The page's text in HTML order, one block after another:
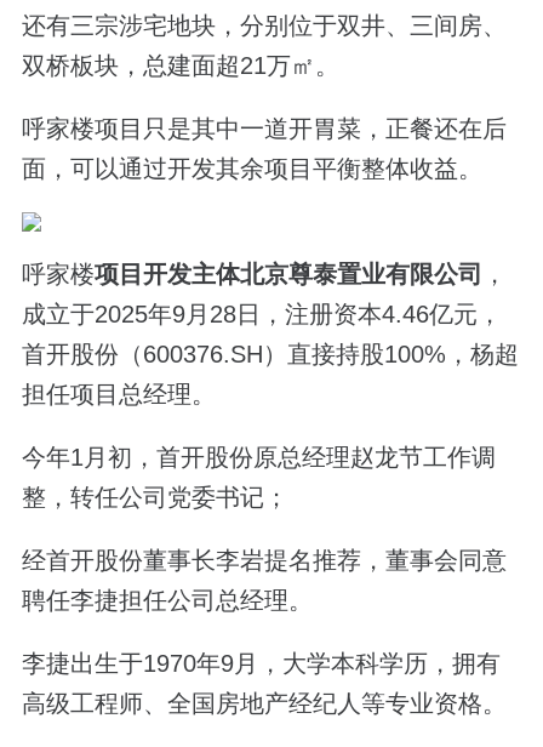
还有三宗涉宅地块，分别位于双井、三间房、
双桥板块，总建面超21万㎡。
呼家楼项目只是其中一道开胃菜，正餐还在后
面，可以通过开发其余项目平衡整体收益。
呼家楼项目开发主体北京尊泰置业有限公司
，
成立于2025年9月28日，注册资本4.46亿元，
首开股份（600376.SH）直接持股100%，杨超
担任项目总经理。
今年1月初，首开股份原总经理赵龙节工作调
整，转任公司党委书记；
经首开股份董事长李岩提名推荐，董事会同意
聘任李捷担任公司总经理。
李捷出生于1970年9月，大学本科学历，拥有
高级工程师、全国房地产经纪人等专业资格。